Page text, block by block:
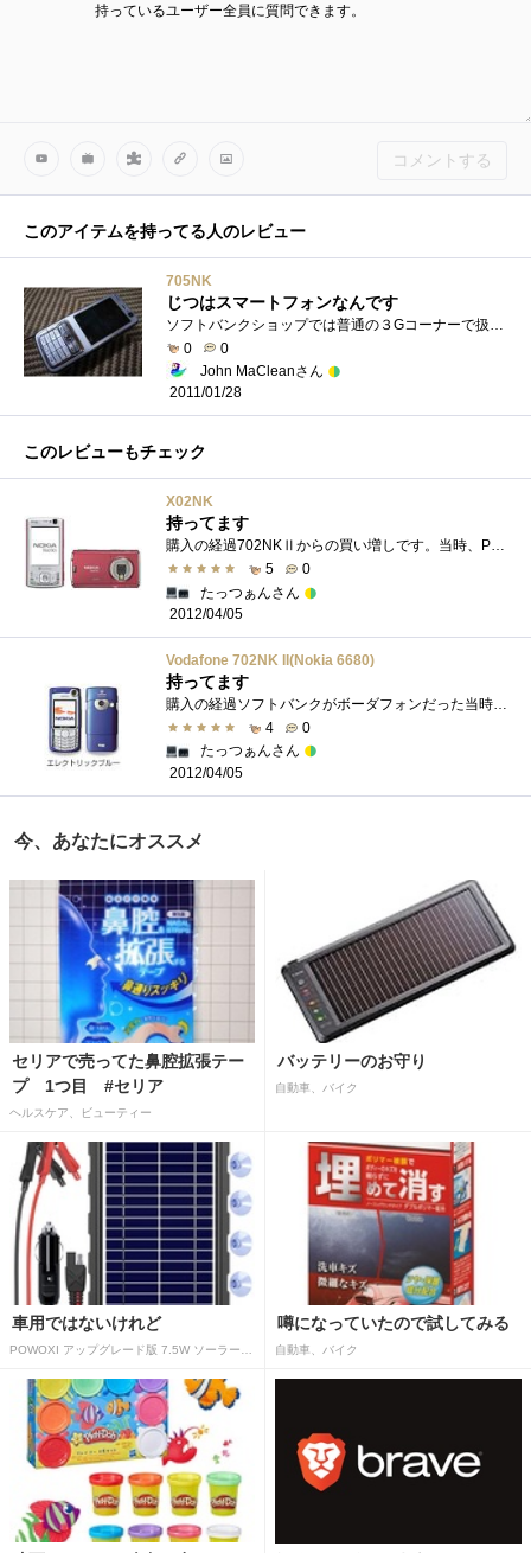
持っているユーザー全員に質問できます。
コメントする
このアイテムを持ってる人のレビュー
705NK
じつはスマートフォンなんです
ソフトバンクショップでは普通の３Gコーナーで扱われていましたが海外仕様はバリバリスマートフォンなんです。本体のアップデートとアプリを�...
0
0
John MaCleanさん
2011/01/28
このレビューもチェック
X02NK
持ってます
購入の経過702NKⅡからの買い増しです。当時、PCをもっていないながらも、702NKⅡでノキア携帯の使い勝手の良さ、美しさの虜になってしまってい�...
5
0
たっつぁんさん
2012/04/05
Vodafone 702NK II(Nokia 6680)
持ってます
購入の経過ソフトバンクがボーダフォンだった当時、702NKの斬新なスタイルに憧れていました。その後、後継機種として発売されたNKⅡ、追加され�...
4
0
たっつぁんさん
2012/04/05
今、あなたにオススメ
セリアで売ってた鼻腔拡張テー
プ 1つ目 #セリア
ヘルスケア、ビューティー
バッテリーのお守り
自動車、バイク
車用ではないけれど 噂になっていたので試してみる
自動車、バイク